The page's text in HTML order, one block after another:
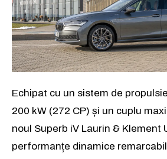
Echipat cu un sistem de
200 kW (272 CP) și un cuplu
noul Superb iV Laurin & Klement
performanțe dinamice